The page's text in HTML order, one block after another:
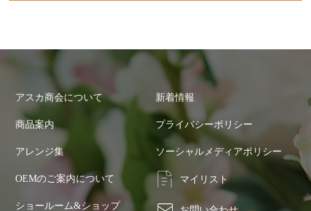
アスカ商会について
商品案内
アレンジ集
OEMのご案内について
ショールーム&ショップ
新着情報
プライバシーポリシー
ソーシャルメディアポリシー
マイリスト